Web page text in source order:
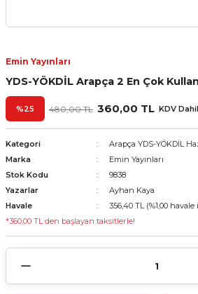
Emin Yayınları
YDS-YÖKDİL Arapça 2 En Çok
%25 480,00 TL 360,00 TL KDV Dahil
Kategori
Arapça YDS-YÖKDİL
Marka
Emin Yayınları
Stok Kodu
9838
Yazarlar
Ayhan Kaya
Havale
356,40 TL (%1,00
*360,00 TL den başlayan taksitlerle!